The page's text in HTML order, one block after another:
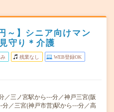
～】シニア向けマン
守り＊介護
残業なし WEB登録OK
／三ノ宮駅から---分／神戸三宮(阪
／三宮(神戸市営)駅から---分／高